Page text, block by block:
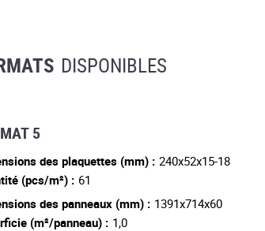
DISPONIBLES
5
des plaquettes (mm) : 240x52x15-18
(pcs/m²) : 61
des panneaux (mm) : 1391x714x60
(m²/panneau) : 1,0